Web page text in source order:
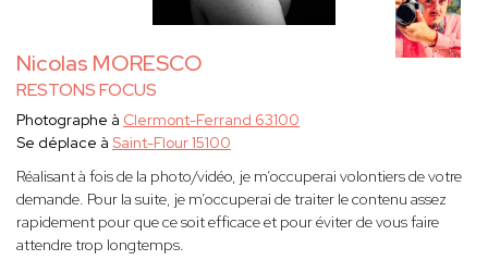
Nicolas MORESCO
RESTONS FOCUS
Photographe à Clermont-Ferrand 63100
Se déplace à Saint-Flour 15100
Réalisant à fois de la photo/vidéo, je m’occuperai volontiers de votre
demande. Pour la suite, je m’occuperai de traiter le contenu assez
rapidement pour que ce soit efficace et pour éviter de vous faire
attendre trop longtemps.